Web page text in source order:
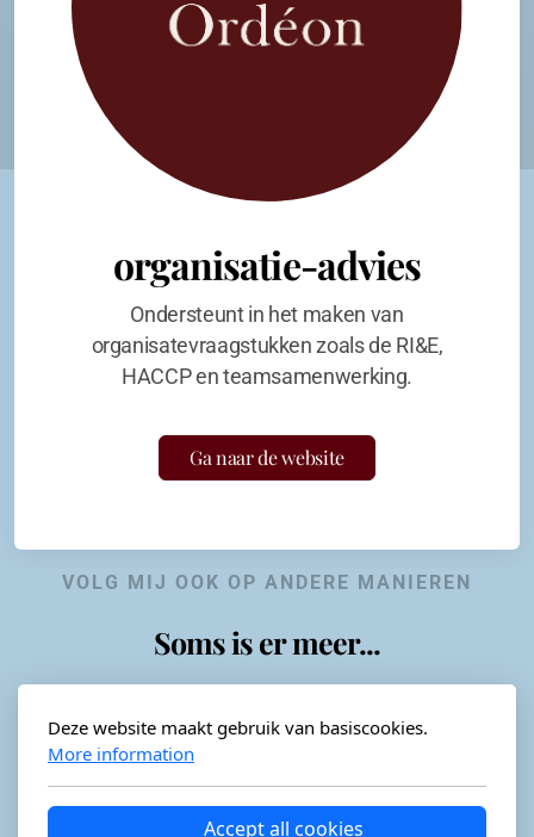
organisatie-advies
Ondersteunt in het maken van
organisatevraagstukken zoals de RI&E,
HACCP en teamsamenwerking.
Ga naar de website
VOLG MIJ OOK OP ANDERE MANIEREN
Soms is er meer...
Horeca-advies
Deze website maakt gebruik van basiscookies.
More information
Accept all cookies